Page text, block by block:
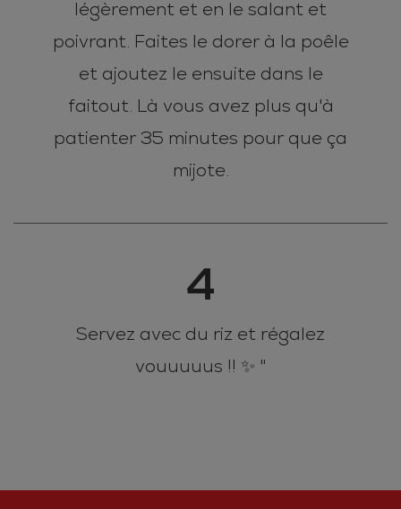
légèrement et en le salant et
poivrant. Faites le dorer à la poêle
et ajoutez le ensuite dans le
faitout. Là vous avez plus qu'à
patienter 35 minutes pour que ça
mijote.
4
Servez avec du riz et régalez
vouuuuus !! ✨ "